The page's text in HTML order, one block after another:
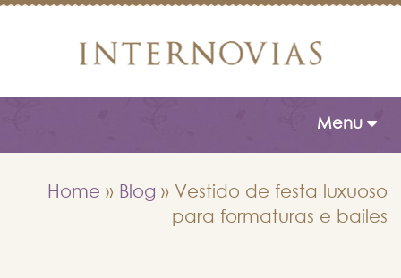
Toggle
Menu
Home » Blog » Vestido de festa luxuoso
para formaturas e bailes